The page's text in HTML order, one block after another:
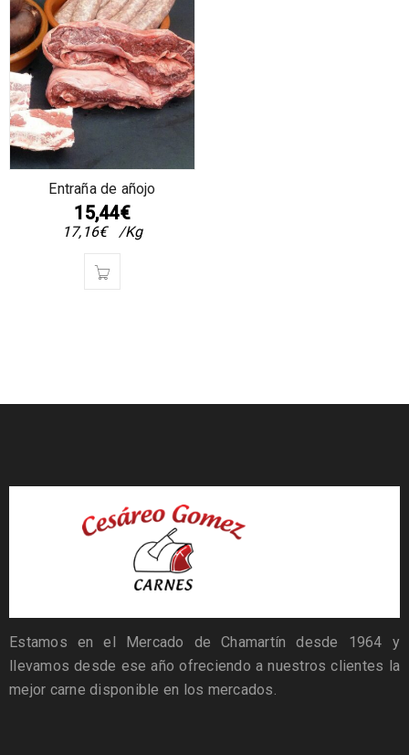
Entraña de añojo
15,44€
17,16€ /Kg
Estamos en el Mercado de Chamartín desde 1964 y
llevamos desde ese año ofreciendo a nuestros clientes la
mejor carne disponible en los mercados.